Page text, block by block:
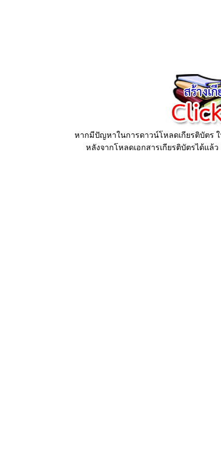
หากมีปัญหาในการดาวน์โหลดเกียรติบัตร
หลังจากโหลดเอกสารเกียรติบัตรได้แล้